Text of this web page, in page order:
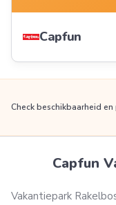
Capfun
Check beschikbaarheid en
Capfun
Vakantiepark